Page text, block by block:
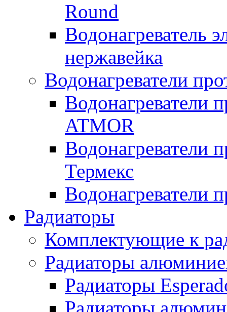
Round
Водонагреватель
нержавейка
Водонагреватели
Водонагреватели
ATMOR
Водонагреватели
Термекс
Водонагреватели
Радиаторы
Комплектующие к
Радиаторы
Радиаторы
Радиаторы